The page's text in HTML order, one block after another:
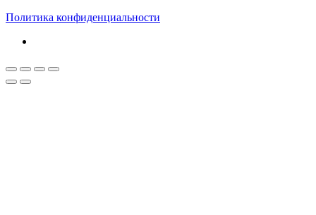
Политика конфиденциальности